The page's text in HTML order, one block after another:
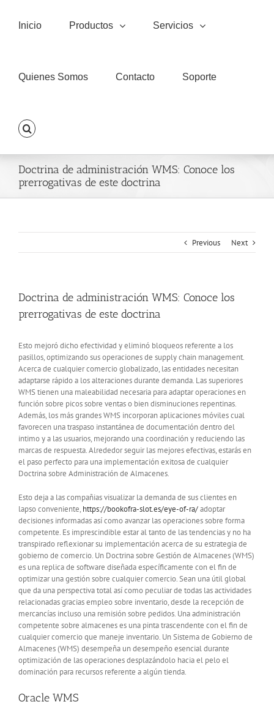
contentInicio Productos Servicios
Quienes Somos Contacto Soporte
Doctrina de administración WMS: Conoce los
prerrogativas de este doctrina
Previous Next
Doctrina de administración WMS: Conoce los
prerrogativas de este doctrina
Esto mejoró dicho efectividad y eliminó bloqueos referente a los
pasillos, optimizando sus operaciones de supply chain management.
Acerca de cualquier comercio globalizado, las entidades necesitan
adaptarse rápido a los alteraciones durante demanda. Las superiores
WMS tienen una maleabilidad necesaria para adaptar operaciones en
función sobre picos sobre ventas o bien disminuciones repentinas.
Además, los más grandes WMS incorporan aplicaciones móviles cual
favorecen una traspaso instantánea de documentación dentro del
intimo y a las usuarios, mejorando una coordinación y reduciendo las
marcas de respuesta. Alrededor seguir las mejores efectivas, estarás en
el paso perfecto para una implementación exitosa de cualquier
Doctrina sobre Administración de Almacenes.
Esto deja a las compañias visualizar la demanda de sus clientes en
lapso conveniente, https://bookofra-slot.es/eye-of-ra/adoptar
decisiones informadas así­ como avanzar las operaciones sobre forma
competente. Es imprescindible estar al tanto de las tendencias y no ha
transpirado reflexionar su implementación acerca de su estrategia de
gobierno de comercio. Un Doctrina sobre Gestión de Almacenes (WMS)
es una replica de software diseñada específicamente con el fin de
optimizar una gestión sobre cualquier comercio. Sean una útil global
que da una perspectiva total así­ como peculiar de todas las actividades
relacionadas gracias empleo sobre inventario, desde la recepción de
mercancías incluso una remisión sobre pedidos. Una administración
competente sobre almacenes es una pinta trascendente con el fin de
cualquier comercio que maneje inventario. Un Sistema de Gobierno de
Almacenes (WMS) desempeña un desempeño esencial durante
optimización de las operaciones desplazándolo hacia el pelo el
dominación para recursos referente a algún tienda.
Oracle WMS